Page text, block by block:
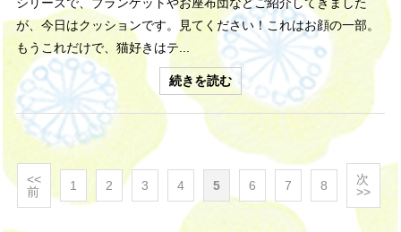
が、今日はクッションです。見てください！これはお顔の一部。
もうこれだけで、猫好きはテ...
続きを読む
<<
前
1 2 3 4 5 6 7 8
次
>>